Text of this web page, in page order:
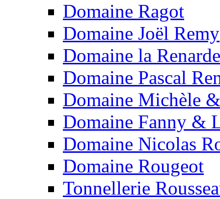
Domaine Ragot
Domaine Joël Remy
Domaine la Renarde
Domaine Pascal
Domaine Michèle
Domaine Fanny &
Domaine Nicolas
Domaine Rougeot
Tonnellerie